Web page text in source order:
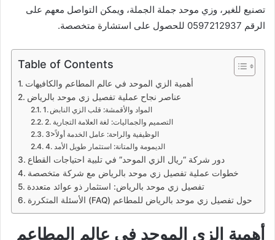
تصنيع للغير، وزي موحد جملة الجملة، ويمكن التواصل معهم على
الرقم 0597212937 للحصول على استشارة متخصصة.
Table of Contents
أهمية الزي الموحد في عالم المطاعم والكافيهات
عناصر نجاح عملية تفصيل زي موحد بالرياض
1. المواد والأقمشة: قلب الزي النابض
2. التصميم والجماليات: لغة العلامة التجارية
3>الوظيفية والراحة: عامل الخدمة أولاً
4. الديمومة والمتانة: استثمار طويل الأمد
دور شركة “ريال الزي الموحد” في تلبية احتياجات القطاع
خطوات عملية تفصيل زي موحد بالرياض مع شركة متخصصة
تفصيل زي موحد بالرياض: استثمار ذو عوائد متعددة
الأسئلة المتكررة (FAQ) حول تفصيل زي موحد بالرياض للمطاعم
أهمية الزي الموحد في عالم المطاعم